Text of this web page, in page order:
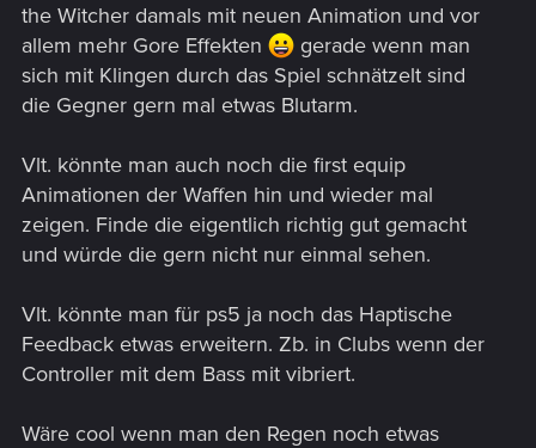
the Witcher damals mit neuen Animation und vor
allem mehr Gore Effekten
gerade wenn man
sich mit Klingen durch das Spiel schnätzelt sind
die Gegner gern mal etwas Blutarm.
Vlt. könnte man auch noch die first equip
Animationen der Waffen hin und wieder mal
zeigen. Finde die eigentlich richtig gut gemacht
und würde die gern nicht nur einmal sehen.
Vlt. könnte man für ps5 ja noch das Haptische
Feedback etwas erweitern. Zb. in Clubs wenn der
Controller mit dem Bass mit vibriert.
Wäre cool wenn man den Regen noch etwas